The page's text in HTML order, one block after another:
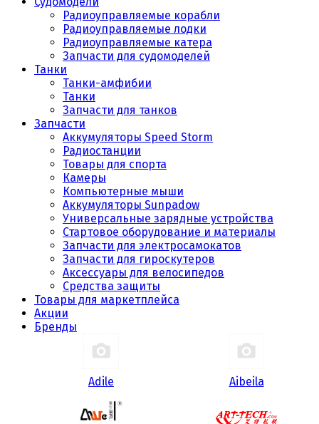
Радиоуправляемые корабли
Радиоуправляемые лодки
Радиоуправляемые катера
Запчасти для судомоделей
Танки
Танки-амфибии
Танки
Запчасти для танков
Запчасти
Аккумуляторы Speed Storm
Радиостанции
Товары для спорта
Камеры
Компьютерные мыши
Аккумуляторы Sunpadow
Универсальные зарядные устройства
Стартовое оборудование и материалы
Запчасти для электросамокатов
Запчасти для гироскутеров
Аксессуары для велосипедов
Средства защиты
Товары для маркетплейса
Акции
Бренды
Adile Aibeila